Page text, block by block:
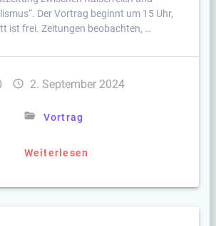
Der Vortrag beginnt um 15 Uhr,
ist frei. Zeitungen beobachten, …
2. September 2024
Vortrag
Weiterlesen